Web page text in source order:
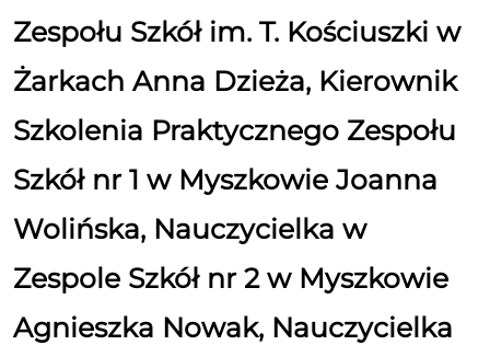
Zespołu Szkół im. T. Kościuszki w
Żarkach Anna Dzieża, Kierownik
Szkolenia Praktycznego Zespołu
Szkół nr 1 w Myszkowie Joanna
Wolińska, Nauczycielka w
Zespole Szkół nr 2 w Myszkowie
Agnieszka Nowak, Nauczycielka